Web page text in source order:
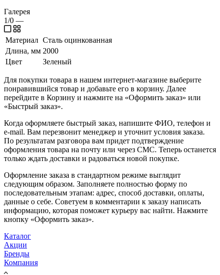
Галерея
1/0 —
Материал Сталь оцинкованная
Длина, мм 2000
Цвет
Зеленый
Для покупки товара в нашем интернет-магазине выберите
понравившийся товар и добавьте его в корзину. Далее
перейдите в Корзину и нажмите на «Оформить заказ» или
«Быстрый заказ».
Когда оформляете быстрый заказ, напишите ФИО, телефон и
e-mail. Вам перезвонит менеджер и уточнит условия заказа.
По результатам разговора вам придет подтверждение
оформления товара на почту или через СМС. Теперь останется
только ждать доставки и радоваться новой покупке.
Оформление заказа в стандартном режиме выглядит
следующим образом. Заполняете полностью форму по
последовательным этапам: адрес, способ доставки, оплаты,
данные о себе. Советуем в комментарии к заказу написать
информацию, которая поможет курьеру вас найти. Нажмите
кнопку «Оформить заказ».
Каталог
Акции
Бренды
Компания